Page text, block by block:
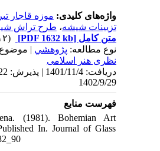
واژه‌های کلیدی:موزه قاجار تبریز،
تزیینات شیشه،طرح تراش شیشه،
متن کامل[PDF 1632 kb]
(۲۲۱۲ دریافت)
نوع مطالعه: پژوهشي | موضوع مقاله:
نظری هنر اسلامی
1402/9/29
فهرست منابع
Alena. (1981). Bohemian Art
Glass. Published In. Journal of Glass
23.Pp82_90